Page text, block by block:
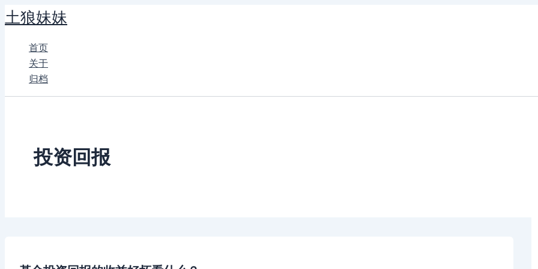
跳
至
土狼妹妹
首页
关于
归档
投资回报